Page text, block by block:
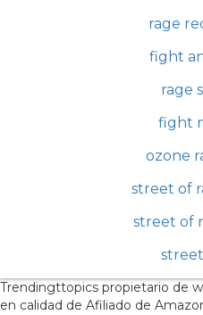
rage
fight
rage
fight
ozone
street of
street of
Trendingttopics propietario de
en calidad de Afiliado de